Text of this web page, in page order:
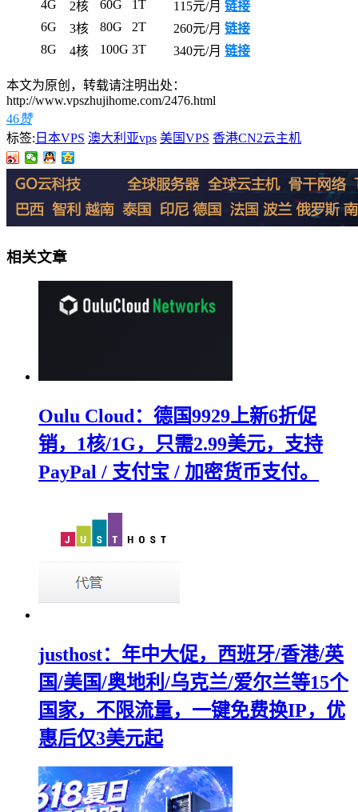
4G 2核 60G 1T 115元/月 链接
6G
3核 80G 2T 260元/月 链接
8G
4核 100G 3T 340元/月 链接
本文为原创，转载请注明出处：
http://www.vpszhujihome.com/2476.html
46赞
标签: 日本VPS 澳大利亚vps 美国VPS 香港CN2云主机
相关文章
Oulu Cloud：德国9929上新6折促
销，1核/1G，只需2.99美元，支持
PayPal / 支付宝 / 加密货币支付。
justhost：年中大促，西班牙/香港/英
国/美国/奥地利/乌克兰/爱尔兰等15个
国家，不限流量，一键免费换IP，优
惠后仅3美元起